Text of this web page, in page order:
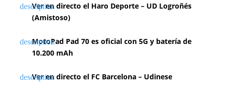
Ver en directo el Haro Deporte – UD Logroñés
(Amistoso)
MotoPad Pad 70 es oficial con 5G y batería de
10.200 mAh
Ver en directo el FC Barcelona – Udinese